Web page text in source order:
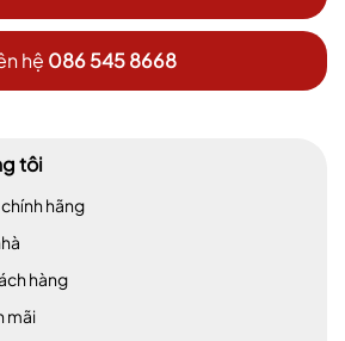
hệ 086 545 8668
tôi
hãng
hàng
mãi